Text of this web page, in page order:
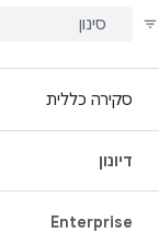
סקירה כללית
דיונון
Enterprise